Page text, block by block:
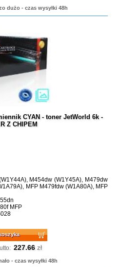
dużo - czas wysyłki 48h
CYAN - toner JetWorld 6k -
Z CHIPEM
M454dw (W1Y45A), M479dw
MFP M479fdw (W1A80A), MFP
MFP
227.66 zł
- czas wysyłki 48h